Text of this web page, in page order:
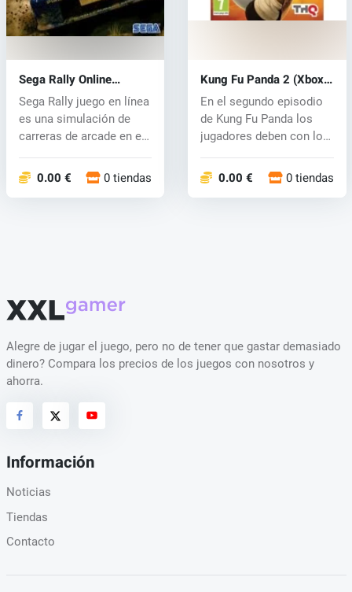
Sega Rally Online
Arcade (Xbox 360) key
Sega Rally juego en línea
es una simulación de
carreras de arcade en el
0.00 € 0 tiendas
Kung Fu Panda 2 (Xbox
360) key
En el segundo episodio
de Kung Fu Panda los
jugadores deben con los
0.00 € 0 tiendas
Alegre de jugar el juego, pero no de tener que gastar demasiado
dinero? Compara los precios de los juegos con nosotros y
ahorra.
Información
Noticias
Tiendas
Contacto